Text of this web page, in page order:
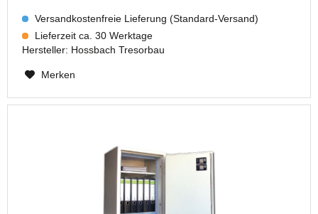
Versandkostenfreie Lieferung (Standard-Versand)
Lieferzeit ca. 30 Werktage
Hersteller: Hossbach Tresorbau
Merken